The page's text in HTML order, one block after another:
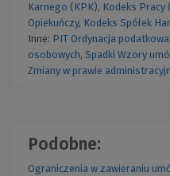
Karnego (KPK), Kodeks Pracy
Opiekuńczy, Kodeks Spółek
Inne: PIT Ordynacja podatkowa
osobowych, Spadki Wzory
Zmiany w prawie
Podobne:
Ograniczenia w zawieraniu